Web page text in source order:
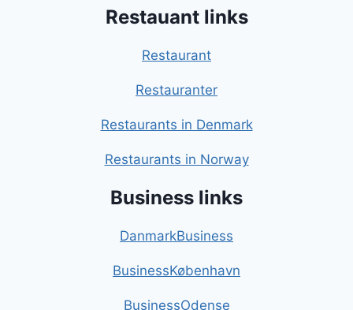
Restauant links
Restaurant
Restauranter
Restaurants in Denmark
Restaurants in Norway
Business links
DanmarkBusiness
BusinessKøbenhavn
BusinessOdense